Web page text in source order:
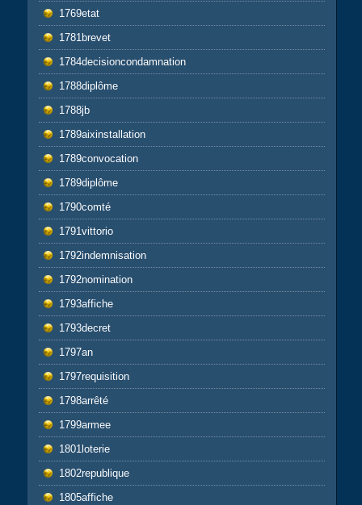
1769etat
1781brevet
1784decisioncondamnation
1788diplôme
1788jb
1789aixinstallation
1789convocation
1789diplôme
1790comté
1791vittorio
1792indemnisation
1792nomination
1793affiche
1793decret
1797an
1797requisition
1798arrêté
1799armee
1801loterie
1802republique
1805affiche